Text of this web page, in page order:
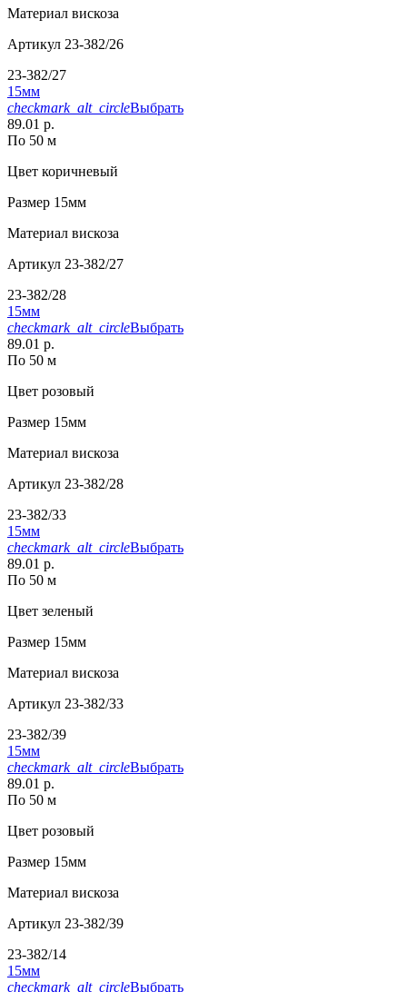
Материал вискоза
Артикул 23-382/26
23-382/27
15мм
checkmark_alt_circleВыбрать
89.01 р.
По 50 м
Цвет коричневый
Размер 15мм
Материал вискоза
Артикул 23-382/27
23-382/28
15мм
checkmark_alt_circleВыбрать
89.01 р.
По 50 м
Цвет розовый
Размер 15мм
Материал вискоза
Артикул 23-382/28
23-382/33
15мм
checkmark_alt_circleВыбрать
89.01 р.
По 50 м
Цвет зеленый
Размер 15мм
Материал вискоза
Артикул 23-382/33
23-382/39
15мм
checkmark_alt_circleВыбрать
89.01 р.
По 50 м
Цвет розовый
Размер 15мм
Материал вискоза
Артикул 23-382/39
23-382/14
15мм
checkmark_alt_circleВыбрать